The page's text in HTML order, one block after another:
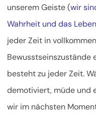
unserem Geiste (wir
Wahrheit und das Leben
jeder Zeit in
Bewusstseinszustände
besteht zu jeder Zeit.
demotiviert, müde und
wir im nächsten